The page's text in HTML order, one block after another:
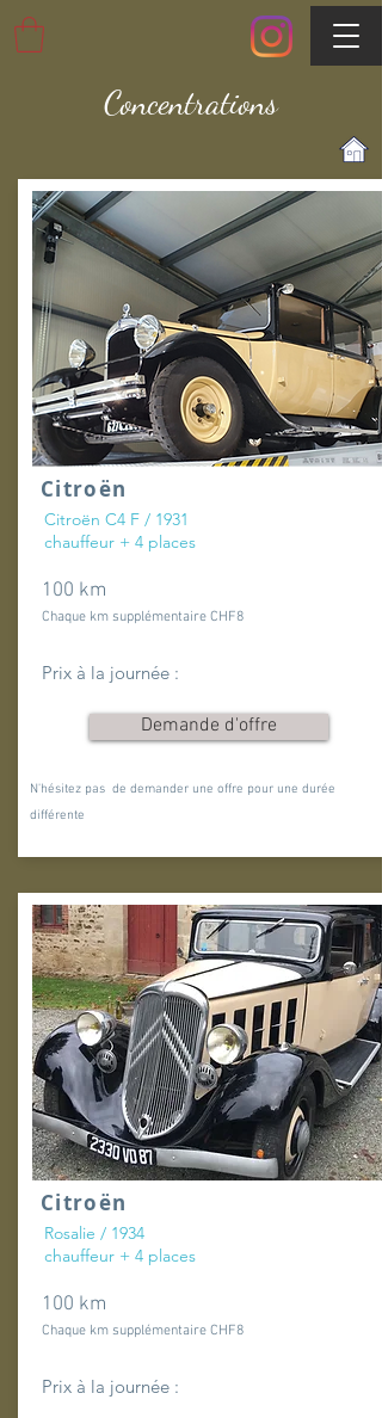
Concentrations
Citroën
Citroën C4 F / 1931
chauffeur + 4 places
100 km
Chaque km supplémentaire CHF8
Prix à la journée :
Demande d'offre
N'hésitez pas de demander une offre pour une durée
différente
Citroën
Rosalie / 1934
chauffeur + 4 places
100 km
Chaque km supplémentaire CHF8
Prix à la journée :